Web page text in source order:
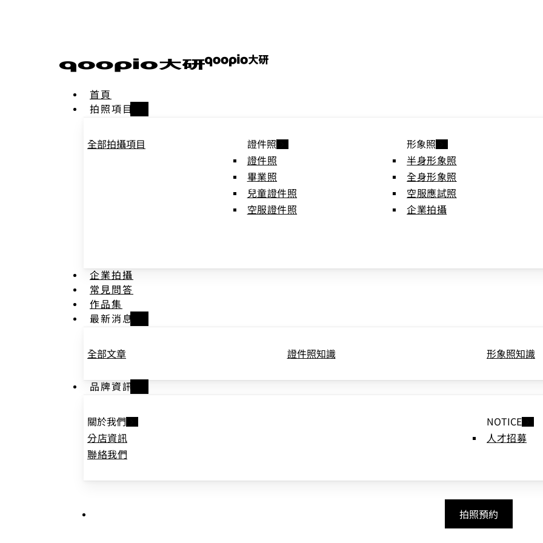
首頁
拍照項目
全部拍攝項目
證件照
證件照
畢業照
兒童證件照
空服證件照
形象照
半身形象照
全身形象照
空服應試照
企業拍攝
企業拍攝
常見問答
作品集
最新消息
全部文章 證件照知識 形象照知識
品牌資訊
關於我們
分店資訊
聯絡我們
NOTICE
人才招募
拍照預約